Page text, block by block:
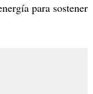
para sostener